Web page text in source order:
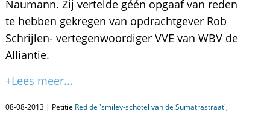
Naumann. Zij vertelde géén opgaaf van reden
te hebben gekregen van opdrachtgever Rob
Schrijlen- vertegenwoordiger VVE van WBV de
Alliantie.
+Lees meer...
08-08-2013 | Petitie Red de 'smiley-schotel van de Sumatrastraat',